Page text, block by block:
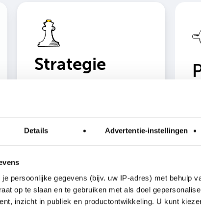
Details Advertentie-instellingen
persoonlijke gegevens (bijv. uw IP-adres) met behulp
op te slaan en te gebruiken met als doel
inzicht in publiek en productontwikkeling. U kunt
Strategie
verbinding met jouw doelgroep te
krijgen, zodat ambities